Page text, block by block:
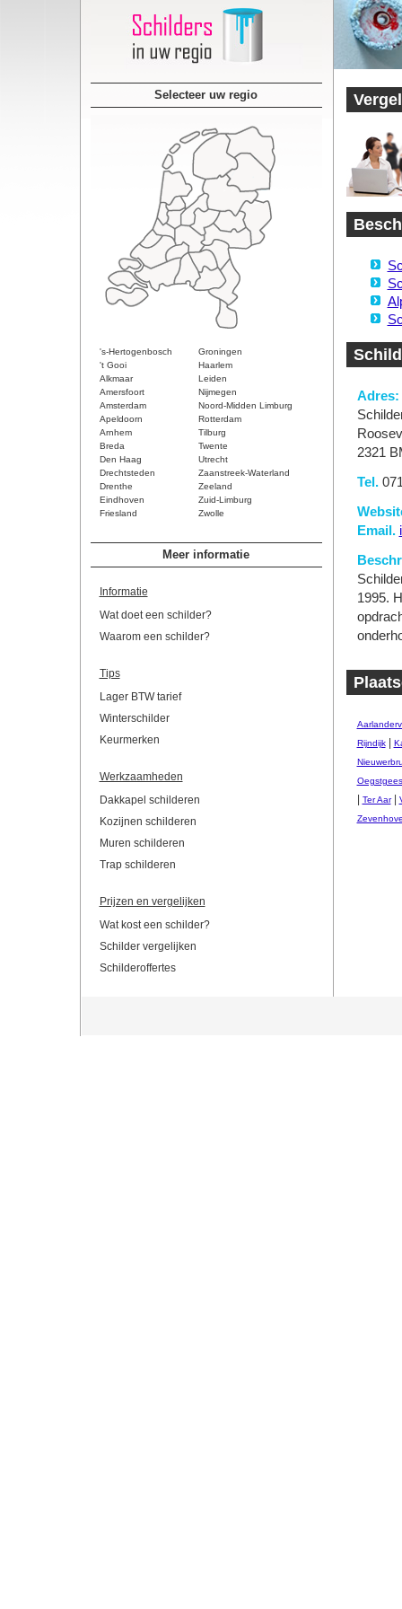
Selecteer uw regio
's-Hertogenbosch
Groningen
't Gooi
Haarlem
Alkmaar
Leiden
Amersfoort
Nijmegen
Amsterdam
Noord-Midden Limburg
Apeldoorn
Rotterdam
Arnhem
Tilburg
Breda
Twente
Den Haag
Utrecht
Drechtsteden
Zaanstreek-Waterland
Drenthe
Zeeland
Eindhoven
Zuid-Limburg
Friesland
Zwolle
Meer informatie
Informatie
Wat doet een schilder?
Waarom een schilder?
Tips
Lager BTW tarief
Winterschilder
Keurmerken
Werkzaamheden
Dakkapel schilderen
Kozijnen schilderen
Muren schilderen
Trap schilderen
Prijzen en vergelijken
Wat kost een schilder?
Schilder vergelijken
Schilderoffertes
Adres:
2321
Tel.
Email.
1995.
Rijndijk|
Ter Aar|